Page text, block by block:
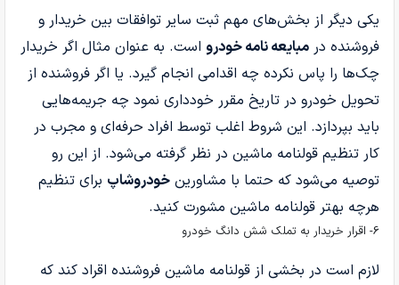
یکی دیگر از بخش‌های مهم ثبت سایر توافقات بین خریدار و
فروشنده در مبایعه نامه خودرو است. به عنوان مثال اگر خریدار
چک‌ها را پاس نکرده چه اقدامی انجام گیرد. یا اگر فروشنده از
تحویل خودرو در تاریخ مقرر خودداری نمود چه جریمه‌هایی
باید بپردازد. این شروط اغلب توسط افراد حرفه‌ای و مجرب در
کار تنظیم قولنامه ماشین در نظر گرفته می‌شود. از این رو
توصیه می‌شود که حتما با مشاورین خودروشاپ برای تنظیم
هرچه بهتر قولنامه ماشین مشورت کنید.
6- اقرار خریدار به تملک شش دانگ خودرو
لازم است در بخشی از قولنامه ماشین فروشنده اقراد کند که